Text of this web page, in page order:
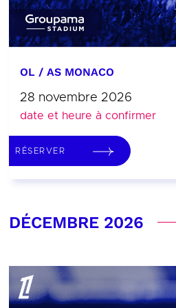
OL / AS MONACO
28 novembre 2026
date et heure à confirmer
RÉSERVER
DÉCEMBRE 2026